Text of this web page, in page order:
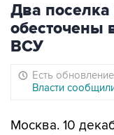
Два поселка
обесточены
ВСУ
Есть
Власти
Москва. 10